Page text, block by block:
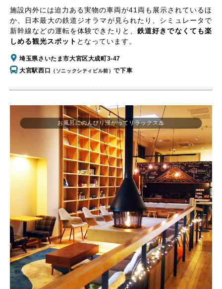
施設内外には迫力ある実物の車両が41両も展示されているほ
か、日本最大の鉄道ジオラマが見られたり、シミュレータで
新幹線などの運転を体験できたりと、 鉄道好きでなくても楽
しめる観光スポット となっています。
埼玉県さいたま市大宮区大成町3-47
大宮駅西口
（ソニックシティビル前）で下車
お風呂にのんびり浸かってリラックス♨